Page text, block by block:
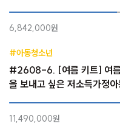
6,842,000원
#아동청소년
#2608-6. [여름 키트] 여름
을 보내고 싶은 저소득가정
11,490,000원